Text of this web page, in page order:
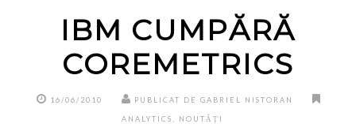
IBM CUMPĂRĂ
COREMETRICS
16/06/2010 PUBLICAT DE GABRIEL NISTORAN
ANALYTICS NOUTĂȚI